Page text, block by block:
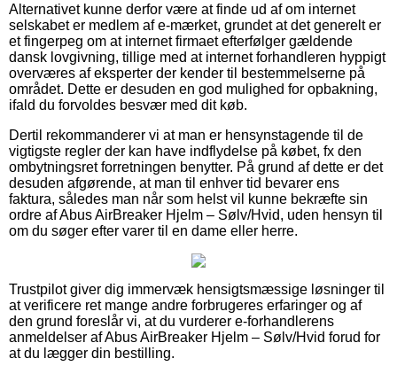
Alternativet kunne derfor være at finde ud af om internet
selskabet er medlem af e-mærket, grundet at det generelt er
et fingerpeg om at internet firmaet efterfølger gældende
dansk lovgivning, tillige med at internet forhandleren hyppigt
overværes af eksperter der kender til bestemmelserne på
området. Dette er desuden en god mulighed for opbakning,
ifald du forvoldes besvær med dit køb.
Dertil rekommanderer vi at man er hensynstagende til de
vigtigste regler der kan have indflydelse på købet, fx den
ombytningsret forretningen benytter. På grund af dette er det
desuden afgørende, at man til enhver tid bevarer ens
faktura, således man når som helst vil kunne bekræfte sin
ordre af Abus AirBreaker Hjelm – Sølv/Hvid, uden hensyn til
om du søger efter varer til en dame eller herre.
Trustpilot giver dig immervæk hensigtsmæssige løsninger til
at verificere ret mange andre forbrugeres erfaringer og af
den grund foreslår vi, at du vurderer e-forhandlerens
anmeldelser af Abus AirBreaker Hjelm – Sølv/Hvid forud for
at du lægger din bestilling.